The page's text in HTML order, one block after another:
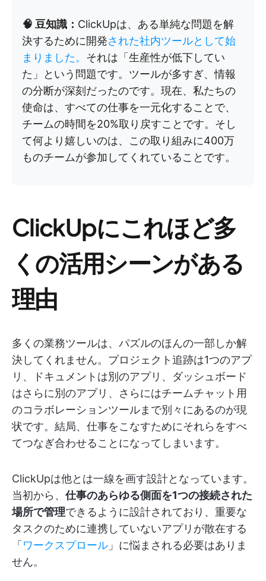
🧠 豆知識： ClickUpは、ある単純な問題を解
決するために開発された社内ツールとして始
まりました。 それは「生産性が低下してい
た」という問題です。ツールが多すぎ、情報
の分断が深刻だったのです。現在、私たちの
使命は、すべての仕事を一元化することで、
チームの時間を20%取り戻すことです。そし
て何より嬉しいのは、この取り組みに400万
ものチームが参加してくれていることです。
ClickUpにこれほど多
くの活用シーンがある
理由
多くの業務ツールは、パズルのほんの一部しか解
決してくれません。プロジェクト追跡は1つのアプ
リ、ドキュメントは別のアプリ、ダッシュボード
はさらに別のアプリ、さらにはチームチャット用
のコラボレーションツールまで別々にあるのが現
状です。結局、仕事をこなすためにそれらをすべ
てつなぎ合わせることになってしまいます。
ClickUpは他とは一線を画す設計となっています。
当初から、仕事のあらゆる側面を1つの接続された
場所で管理できるように設計されており、重要な
タスクのために連携していないアプリが散在する
「 ワークスプロール 」に悩まされる必要はありま
せん。